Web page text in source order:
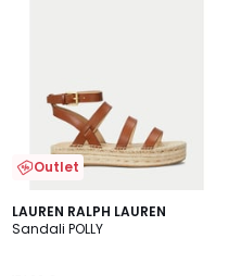
Outlet
LAUREN RALPH LAUREN
Sandali POLLY
2,7
/ 5